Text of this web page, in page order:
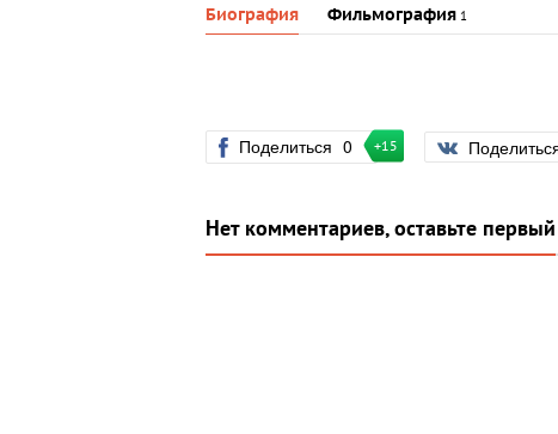
Биография Фильмография 1
Поделиться 0 +15
Нет комментариев, оставьте первый